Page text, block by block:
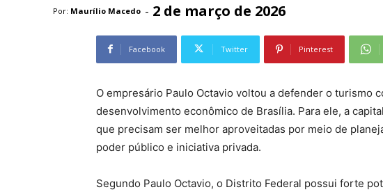
Por: Maurílio Macedo - 2 de março de 2026
Facebook Twitter Pinterest
O empresário Paulo Octavio voltou a defender o turismo
desenvolvimento econômico de Brasília. Para ele, a
que precisam ser melhor aproveitadas por meio de
poder público e iniciativa privada.
Segundo Paulo Octavio, o Distrito Federal possui forte